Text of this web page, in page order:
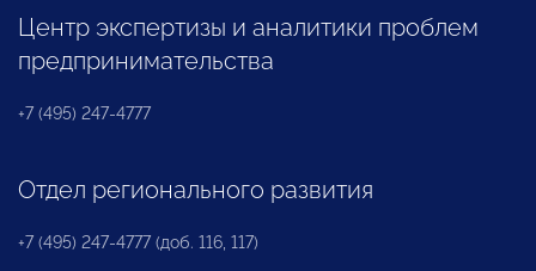
Центр экспертизы и аналитики проблем
предпринимательства
+7 (495) 247-4777
Отдел регионального развития
+7 (495) 247-4777 (доб. 116, 117)